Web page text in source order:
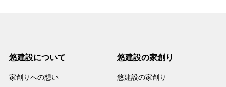
悠建設について
家創りへの想い
悠建設の家創り
悠建設の家創り